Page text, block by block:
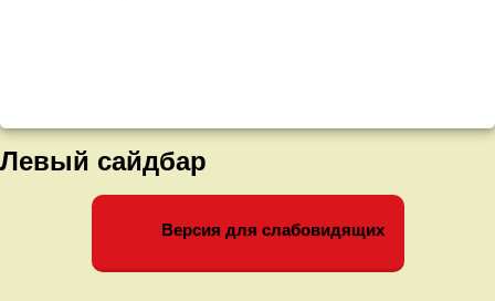
Левый сайдбар
Версия для слабовидящих